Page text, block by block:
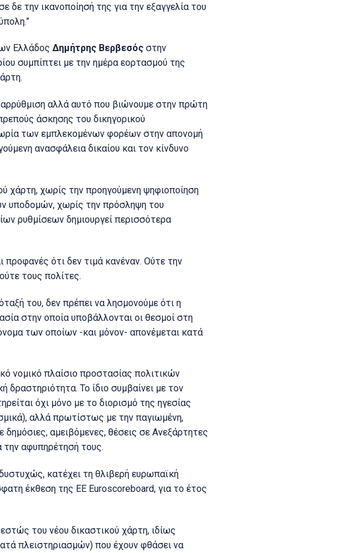
την ικανοποίησή της για την εξαγγελία του
Ελλάδος Δημήτρης Βερβεσός στην
συμπίπτει με την ημέρα εορτασμού της
αλλά αυτό που βιώνουμε στην πρώτη
άσκησης του δικηγορικού
των εμπλεκομένων φορέων στην απονομή
ανασφάλεια δικαίου και τον κίνδυνο
χάρτη, χωρίς την προηγούμενη ψηφιοποίηση
υποδομών, χωρίς την πρόσληψη του
ρυθμίσεων δημιουργεί περισσότερα
προφανές ότι δεν τιμά κανέναν. Ούτε την
τους πολίτες.
του, δεν πρέπει να λησμονούμε ότι η
στην οποία υποβάλλονται οι θεσμοί στη
των οποίων -και μόνον- απονέμεται κατά
νομικό πλαίσιο προστασίας πολιτικών
Το ίδιο συμβαίνει με τον
όχι μόνο με το διορισμό της ηγεσίας
αλλά πρωτίστως με την παγιωμένη,
αμειβόμενες, θέσεις σε Ανεξάρτητες
την αφυπηρέτησή τους.
κατέχει τη θλιβερή ευρωπαϊκή
έκθεση της ΕΕ Euroscoreboard, για το έτος
του νέου δικαστικού χάρτη, ιδίως
πλειστηριασμών) που έχουν φθάσει να